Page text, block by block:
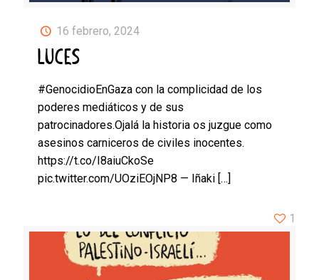
16 febrero, 2024
LUCES
#GenocidioEnGaza con la complicidad de los
poderes mediáticos y de sus
patrocinadores.Ojalá la historia os juzgue como
asesinos carniceros de civiles inocentes.
https://t.co/I8aiuCkoSe
pic.twitter.com/UOziEOjNP8 — Iñaki […]
1